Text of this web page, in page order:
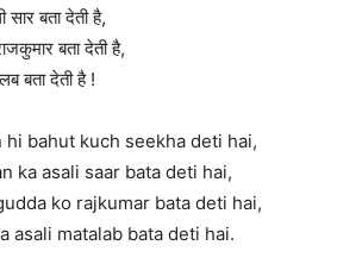
बता देती है,
बता देती है,
बता देती है !
bahut kuch seekha deti hai,
ka asali saar bata deti hai,
ko rajkumar bata deti hai,
asali matalab bata deti hai.